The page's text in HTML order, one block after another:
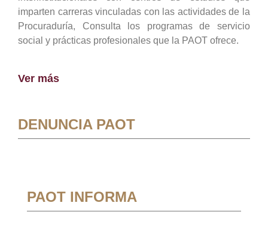
imparten carreras vinculadas con las actividades de la
Procuraduría, Consulta los programas de servicio
social y prácticas profesionales que la PAOT ofrece.
Ver más
DENUNCIA PAOT
PAOT INFORMA